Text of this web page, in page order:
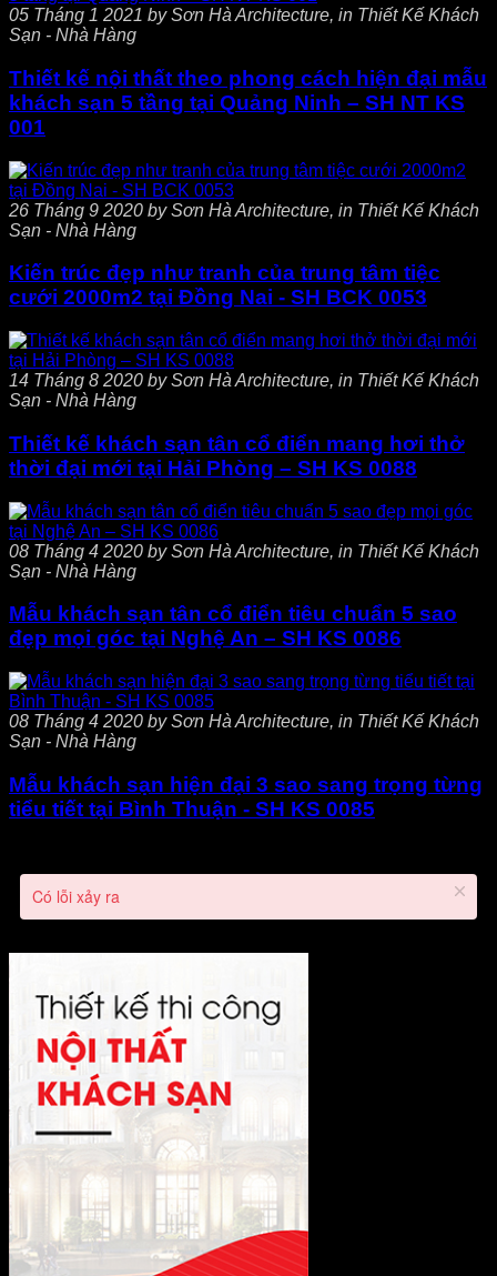
05 Tháng 1 2021 by Sơn Hà Architecture, in Thiết Kế Khách
Sạn - Nhà Hàng
Thiết kế nội thất theo phong cách hiện đại mẫu
khách sạn 5 tầng tại Quảng Ninh – SH NT KS
001
26 Tháng 9 2020 by Sơn Hà Architecture, in Thiết Kế Khách
Sạn - Nhà Hàng
Kiến trúc đẹp như tranh của trung tâm tiệc
cưới 2000m2 tại Đồng Nai - SH BCK 0053
14 Tháng 8 2020 by Sơn Hà Architecture, in Thiết Kế Khách
Sạn - Nhà Hàng
Thiết kế khách sạn tân cổ điển mang hơi thở
thời đại mới tại Hải Phòng – SH KS 0088
08 Tháng 4 2020 by Sơn Hà Architecture, in Thiết Kế Khách
Sạn - Nhà Hàng
Mẫu khách sạn tân cổ điển tiêu chuẩn 5 sao
đẹp mọi góc tại Nghệ An – SH KS 0086
08 Tháng 4 2020 by Sơn Hà Architecture, in Thiết Kế Khách
Sạn - Nhà Hàng
Mẫu khách sạn hiện đại 3 sao sang trọng từng
tiểu tiết tại Bình Thuận - SH KS 0085
Có lỗi xảy ra